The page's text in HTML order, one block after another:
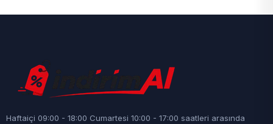
Haftaiçi 09:00 - 18:00 Cumartesi 10:00 - 17:00 saatleri arasında